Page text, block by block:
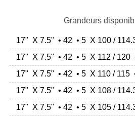
Grandeurs
17" X 7.5" • 42 • 5 X 100 /
17" X 7.5" • 42 • 5 X 112 / 120
17" X 7.5" • 42 • 5 X 110 / 115
17" X 7.5" • 42 • 5 X 108 /
17" X 7.5" • 42 • 5 X 105 /